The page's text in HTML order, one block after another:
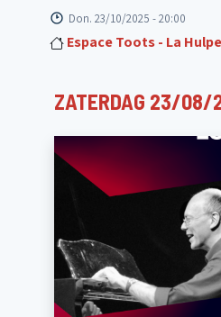
Don. 23/10/2025 - 20:00
Espace Toots - La Hulpe
ZATERDAG 23/08/